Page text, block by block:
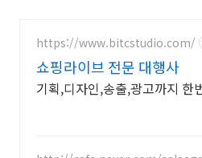
https://www.bitcstudio.com/
쇼핑라이브 전문 대행사
기획,디자인,송출,광고까지 한